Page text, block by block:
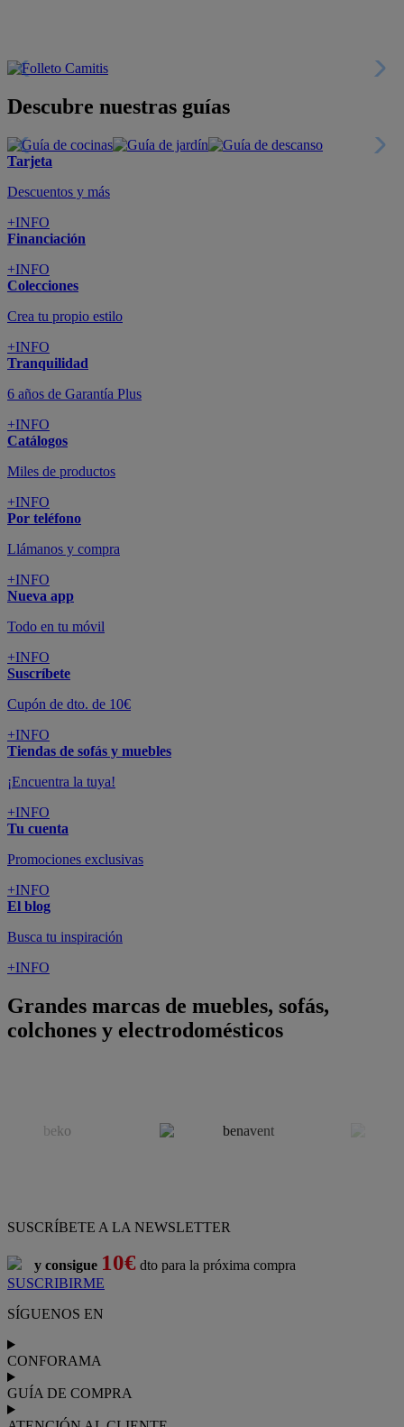
Descubre nuestras guías
Tarjeta
Descuentos y más
+INFO
Financiación
+INFO
Colecciones
Crea tu propio estilo
+INFO
Tranquilidad
6 años de Garantía Plus
+INFO
Catálogos
Miles de productos
+INFO
Por teléfono
Llámanos y compra
+INFO
Nueva app
Todo en tu móvil
+INFO
Suscríbete
Cupón de dto. de 10€
+INFO
Tiendas de sofás y muebles
¡Encuentra la tuya!
+INFO
Tu cuenta
Promociones exclusivas
+INFO
El blog
Busca tu inspiración
+INFO
Grandes marcas de muebles, sofás,
colchones y electrodomésticos
SUSCRÍBETE A LA NEWSLETTER
y consigue 10€ dto para la próxima compra
SUSCRIBIRME
SÍGUENOS EN
CONFORAMA
GUÍA DE COMPRA